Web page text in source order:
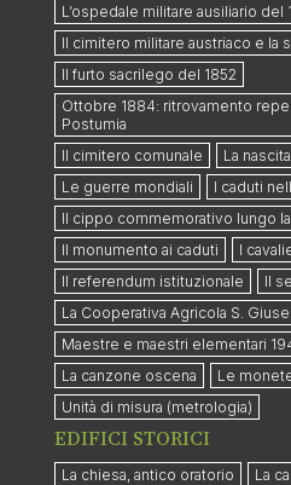
L’ospedale militare ausiliario del
Il cimitero militare austriaco e la
Il furto sacrilego del 1852
Ottobre 1884: ritrovamento
Postumia
Il cimitero comunale
La
Le guerre mondiali
I caduti
Il cippo commemorativo lungo
Il monumento ai caduti
I
Il referendum istituzionale
Il
La Cooperativa Agricola S.
Maestre e maestri elementari
La canzone oscena
Le
Unità di misura (metrologia)
EDIFICI STORICI
La chiesa, antico oratorio La